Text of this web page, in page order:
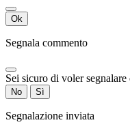
Ok
Segnala commento
Sei sicuro di voler segnalare
No Sì
Segnalazione inviata